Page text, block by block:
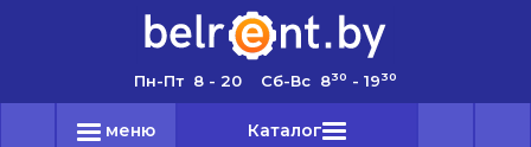
Пн-Пт 8 - 20 Сб-Вс 830 - 1930
меню Каталог